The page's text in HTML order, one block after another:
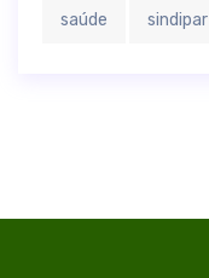
saúde sindipar